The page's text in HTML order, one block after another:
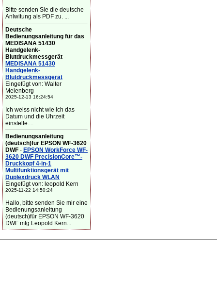
Bitte senden Sie die deutsche
Anlwitung als PDF zu. ...
Deutsche
Bedienungsanleitung für das
MEDISANA 51430
Handgelenk-
Blutdruckmessgerät -
MEDISANA 51430
Handgelenk-
Blutdruckmessgerät
Eingefügt von: Walter
Meienberg
2025-12-13 16:24:54
Ich weiss nicht wie ich das
Datum und die Uhrzeit
einstelle....
Bedienungsanleitung
(deutsch)für EPSON WF-3620
DWF - EPSON WorkForce WF-
3620 DWF PrecisionCore™-
Druckkopf 4-in-1
Multifunktionsgerät mit
Duplexdruck WLAN
Eingefügt von: leopold Kern
2025-11-22 14:50:24
Hallo, bitte senden Sie mir eine
Bedienungsanleitung
(deutsch)für EPSON WF-3620
DWF mfg Leopold Kern...